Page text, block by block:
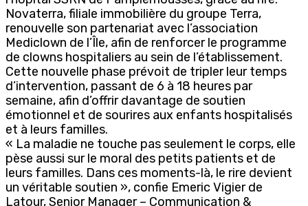
Novaterra, filiale immobilière du groupe Terra,
renouvelle son partenariat avec l’association
Mediclown de l’Île, afin de renforcer le programme
de clowns hospitaliers au sein de l’établissement.
Cette nouvelle phase prévoit de tripler leur temps
d’intervention, passant de 6 à 18 heures par
semaine, afin d’offrir davantage de soutien
émotionnel et de sourires aux enfants hospitalisés
et à leurs familles.
« La maladie ne touche pas seulement le corps, elle
pèse aussi sur le moral des petits patients et de
leurs familles. Dans ces moments-là, le rire devient
un véritable soutien », confie Emeric Vigier de
Latour, Senior Manager – Communication &